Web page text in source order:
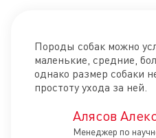
Породы собак можно
маленькие, средние,
однако размер собаки
простоту ухода за ней.
Алясов
Менеджер по